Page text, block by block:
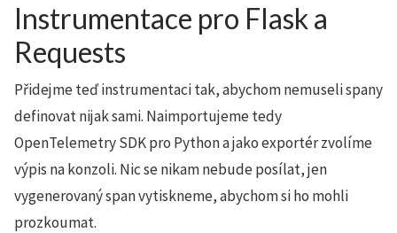
Instrumentace pro Flask a
Requests
Přidejme teď instrumentaci tak, abychom nemuseli spany
definovat nijak sami. Naimportujeme tedy
OpenTelemetry SDK pro Python a jako exportér zvolíme
výpis na konzoli. Nic se nikam nebude posílat, jen
vygenerovaný span vytiskneme, abychom si ho mohli
prozkoumat.